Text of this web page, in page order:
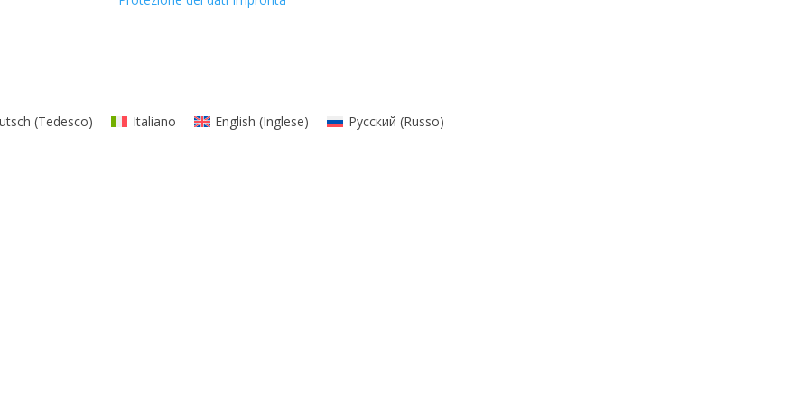
(Tedesco) Italiano English (Inglese) Русский (Russo)